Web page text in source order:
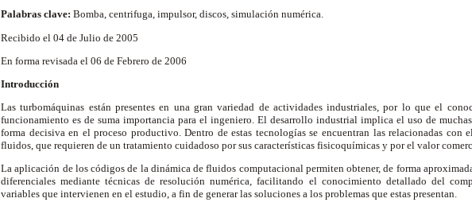
Palabras clave: Bomba, centrifuga, impulsor, discos, simulación numérica.
Recibido el 04 de Julio de 2005
En forma revisada el 06 de Febrero de 2006
Introducción
Las turbomáquinas están presentes en una gran variedad de actividades industriales, por lo que el
funcionamiento es de suma importancia para el ingeniero. El desarrollo industrial implica el uso de
forma decisiva en el proceso productivo. Dentro de estas tecnologías se encuentran las relacionadas con
fluidos, que requieren de un tratamiento cuidadoso por sus características fisicoquímicas y por el valor
La aplicación de los códigos de la dinámica de fluidos computacional permiten obtener, de forma
diferenciales mediante técnicas de resolución numérica, facilitando el conocimiento detallado del
variables que intervienen en el estudio, a fin de generar las soluciones a los problemas que estas presentan.